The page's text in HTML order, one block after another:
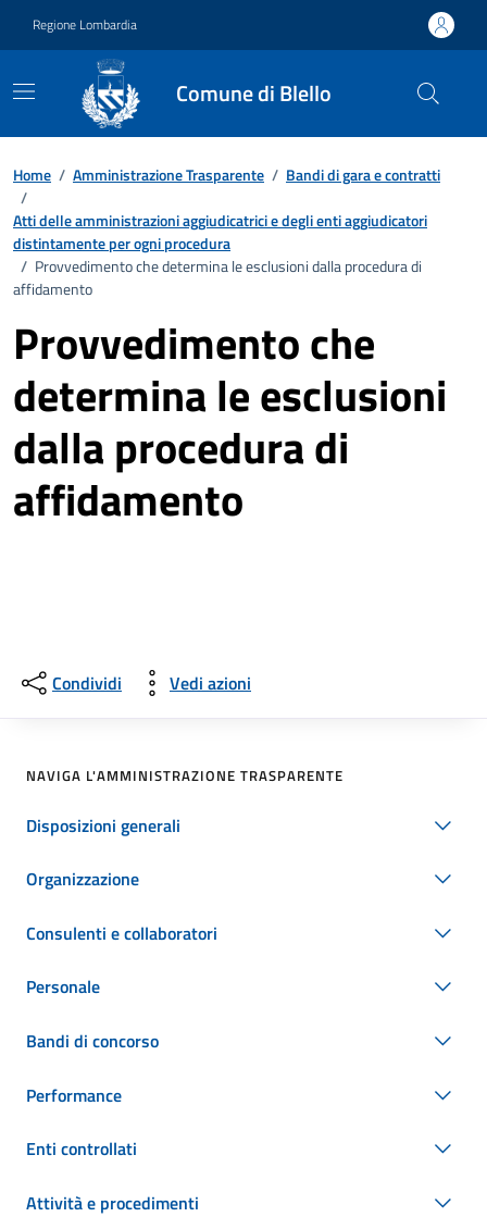
Regione Lombardia
Comune di Blello
Home / Amministrazione Trasparente / Bandi di gara e contratti
/
Atti delle amministrazioni aggiudicatrici e degli enti aggiudicatori
distintamente per ogni procedura
/ Provvedimento che determina le esclusioni dalla procedura di
affidamento
Provvedimento che
determina le esclusioni
dalla procedura di
affidamento
Condividi Vedi azioni
NAVIGA L'AMMINISTRAZIONE TRASPARENTE
Disposizioni generali
Organizzazione
Consulenti e collaboratori
Personale
Bandi di concorso
Performance
Enti controllati
Attività e procedimenti